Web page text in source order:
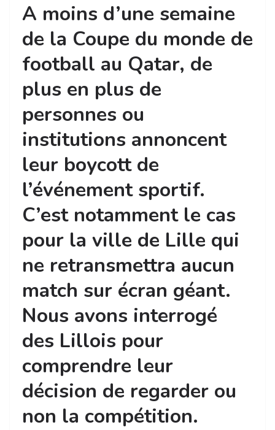
A moins d’une semaine
de la Coupe du monde de
football au Qatar, de
plus en plus de
personnes ou
institutions annoncent
leur boycott de
l’événement sportif.
C’est notamment le cas
pour la ville de Lille qui
ne retransmettra aucun
match sur écran géant.
Nous avons interrogé
des Lillois pour
comprendre leur
décision de regarder ou
non la compétition.